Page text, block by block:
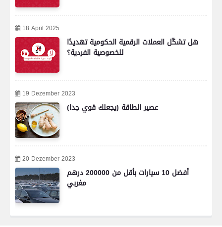
18 April 2025
هل تشكّل العملات الرقمية الحكومية تهديدًا
للخصوصية الفردية؟
19 Dezember 2023
عصير الطاقة (يجعلك قوي جدا)
20 Dezember 2023
أفضل 10 سيارات بأقل من 200000 درهم
مغربي